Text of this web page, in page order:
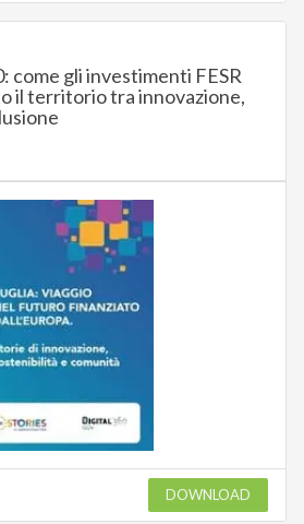
come gli investimenti FESR
il territorio tra innovazione,
DOWNLOAD